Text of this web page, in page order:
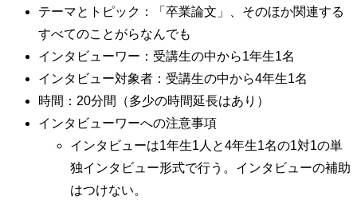
テーマとトピック：「卒業論文」、そのほか関連する
すべてのことがらなんでも
インタビューワー：受講生の中から1年生1名
インタビュー対象者：受講生の中から4年生1名
時間：20分間（多少の時間延長はあり）
インタビューワーへの注意事項
インタビューは1年生1人と4年生1名の1対1の単
独インタビュー形式で行う。インタビューの補助
はつけない。